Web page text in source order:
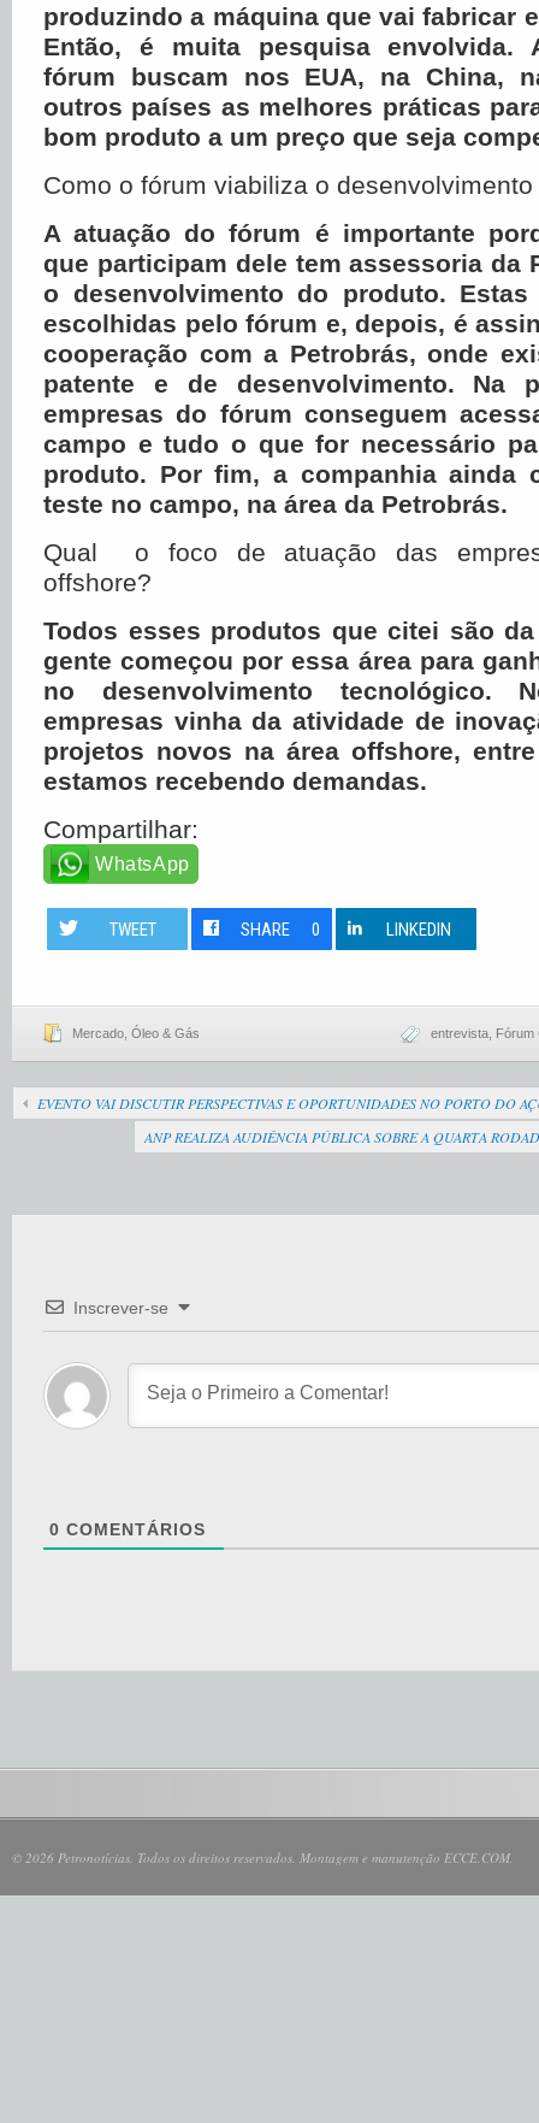
produzindo a máquina que vai fabricar
Então, é muita pesquisa envolvida.
fórum buscam nos EUA, na China,
outros países as melhores práticas
bom produto a um preço que seja
Como o fórum viabiliza o
A atuação do fórum é importante
que participam dele tem assessoria da
o desenvolvimento do produto. Estas
escolhidas pelo fórum e, depois, é
cooperação com a Petrobrás, onde
patente e de desenvolvimento. Na
empresas do fórum conseguem
campo e tudo o que for necessário
produto. Por fim, a companhia ainda
teste no campo, na área da Petrobrás.
Qual o foco de atuação das
offshore?
Todos esses produtos que citei são
gente começou por essa área para
no desenvolvimento tecnológico.
empresas vinha da atividade de
projetos novos na área offshore,
estamos recebendo demandas.
Compartilhar:
WhatsApp
TWEET SHARE 0 LINKEDIN
Mercado Óleo & Gás entrevista Fórum
EVENTO VAI DISCUTIR PERSPECTIVAS E OPORTUNIDADES NO PORTO DO
ANP REALIZA AUDIÊNCIA PÚBLICA SOBRE A QUARTA
Inscrever-se
0 COMENTÁRIOS
© 2026 Petronotícias. Todos os direitos reservados. Montagem e manutenção ECCE.COM.